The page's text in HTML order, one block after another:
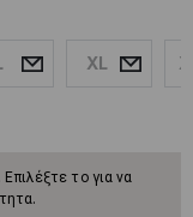
XL
το για να